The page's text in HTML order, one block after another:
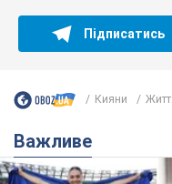
Підписатись
Кияни
Важливе